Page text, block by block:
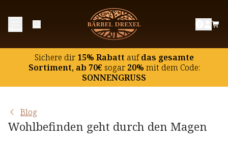
Sichere dir15% Rabatt aufdas gesamte
Sortiment, ab 70€ sogar20% mit dem Code:
SONNENGRUSS
Blog
Wohlbefinden geht durch den Magen
Was leistet der Magen?
Wie man den Magen schonen kann: Tipps fürs
Wohlbefinden
Weit verbreitet: Sodbrennen
Magendruck und Völlegefühl